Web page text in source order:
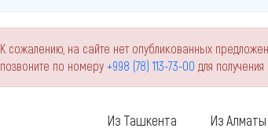
К сожалению, на сайте нет опубликованных
позвоните по номеру +998 (78) 113-73-00 для
Из Ташкента Из Алматы